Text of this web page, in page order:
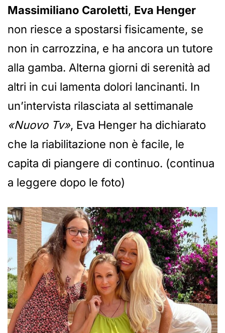
Massimiliano Caroletti, Eva Henger
non riesce a spostarsi fisicamente, se
non in carrozzina, e ha ancora un tutore
alla gamba. Alterna giorni di serenità ad
altri in cui lamenta dolori lancinanti. In
un’intervista rilasciata al settimanale
«Nuovo Tv», Eva Henger ha dichiarato
che la riabilitazione non è facile, le
capita di piangere di continuo. (continua
a leggere dopo le foto)